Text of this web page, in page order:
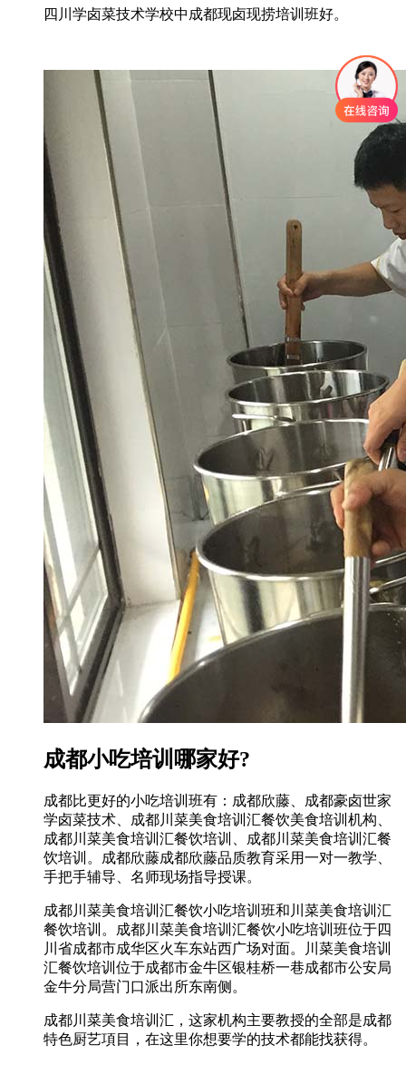
四川学卤菜技术学校中成都现卤现捞培训班好。
成都小吃培训哪家好?
成都比更好的小吃培训班有：成都欣藤、成都豪卤世家
学卤菜技术、成都川菜美食培训汇餐饮美食培训机构、
成都川菜美食培训汇餐饮培训、成都川菜美食培训汇餐
饮培训。成都欣藤成都欣藤品质教育采用一对一教学、
手把手辅导、名师现场指导授课。
成都川菜美食培训汇餐饮小吃培训班和川菜美食培训汇
餐饮培训。成都川菜美食培训汇餐饮小吃培训班位于四
川省成都市成华区火车东站西广场对面。川菜美食培训
汇餐饮培训位于成都市金牛区银桂桥一巷成都市公安局
金牛分局营门口派出所东南侧。
成都川菜美食培训汇，这家机构主要教授的全部是成都
特色厨艺項目，在这里你想要学的技术都能找获得。